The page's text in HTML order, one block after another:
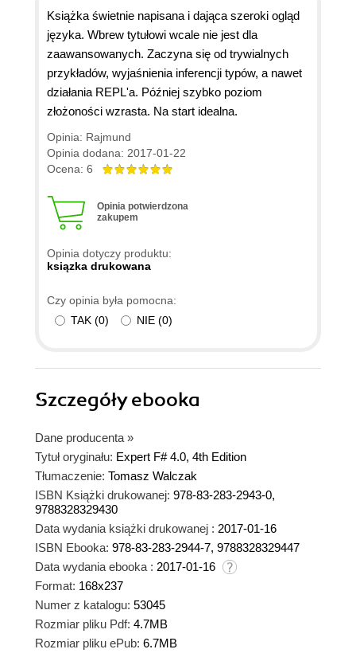
Książka świetnie napisana i dająca szeroki ogląd
języka. Wbrew tytułowi wcale nie jest dla
zaawansowanych. Zaczyna się od trywialnych
przykładów, wyjaśnienia inferencji typów, a nawet
działania REPL'a. Później szybko poziom
złożoności wzrasta. Na start idealna.
Opinia: Rajmund
Opinia dodana: 2017-01-22
Ocena: 6
Opinia potwierdzona
zakupem
Opinia dotyczy produktu:
ksiązka drukowana
Czy opinia była pomocna:
TAK (0) NIE (0)
Szczegółyebooka
Dane producenta »
Tytuł oryginału: Expert F# 4.0, 4th Edition
Tłumaczenie: Tomasz Walczak
ISBN Książki drukowanej: 978-83-283-2943-0,
9788328329430
Data wydania książki drukowanej : 2017-01-16
ISBN Ebooka: 978-83-283-2944-7, 9788328329447
Data wydania ebooka : 2017-01-16
Format: 168x237
Numer z katalogu: 53045
Rozmiar pliku Pdf: 4.7MB
Rozmiar pliku ePub: 6.7MB